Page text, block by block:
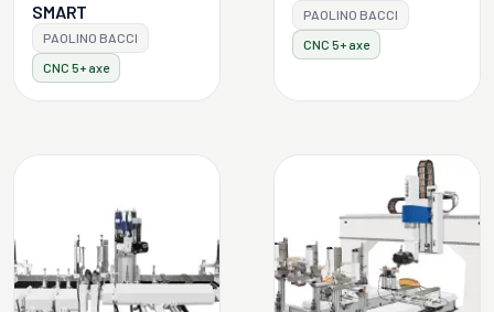
SMART
PAOLINO BACCI
CNC 5+ axe
PAOLINO BACCI
CNC 5+ axe